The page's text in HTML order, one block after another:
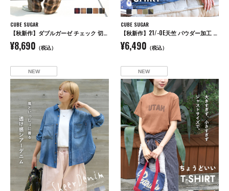
CUBE SUGAR
【秋新作】ダブルガーゼ チェック 切替 イージーパンツ
¥8,690 （税込）
CUBE SUGAR
【秋新作】21/-OE天竺 パウダー加工 ラグラン 6分袖 ロゴプリント Tシャツ
¥6,490 （税込）
NEW NEW